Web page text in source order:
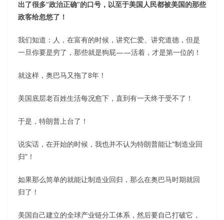
出了很多“政治正确”的口号，以至于美国人民都被美国的那些
政客给忽悠了！
我们知道：人，在富有的时候，讲究仁爱、讲究道德，但是
一旦你要是穷了，那些就是狗屁——活着，才是第一位的！
就这样，奥巴马又拖了8年！
美国底层老百姓生活每况愈下，直到有一天终于受不了！
于是，特朗普上台了！
说实话，在开始的时候，我也并不认为特朗普能让“制造业回
归”！
如果那么简单的就能让制造业回归，那么在奥巴马时期就回
归了！
美国自己建立的全球产业链分工体系，然后要自己打破它，